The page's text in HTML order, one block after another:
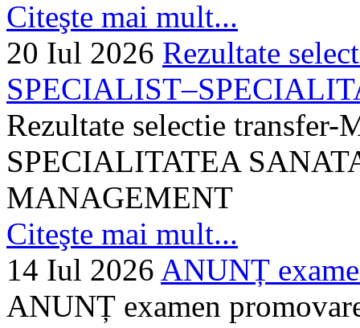
Citeşte mai mult...
20 Iul 2026 Rezultate
Rezultate selectie
SPECIALITATEA
MANAGEMENT
Citeşte mai mult...
14 Iul 2026 ANUNȚ
ANUNȚ examen